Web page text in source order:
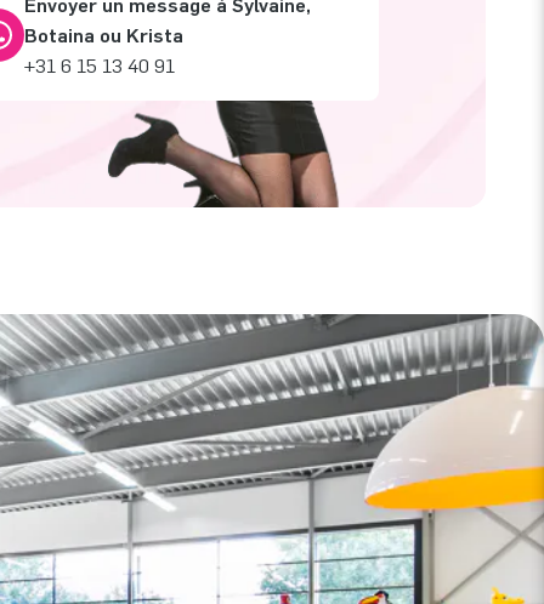
Envoyer un message à Sylvaine,
Botaina ou Krista
+31 6 15 13 40 91